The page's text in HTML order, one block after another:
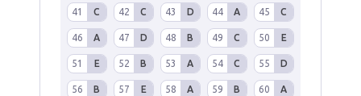
41 C 42 C 43 D 44 A 45 C
46 A 47 D 48 B 49 C 50 E
51 E 52 B 53 A 54 C 55 D
56 B 57 E 58 A 59 B 60 A